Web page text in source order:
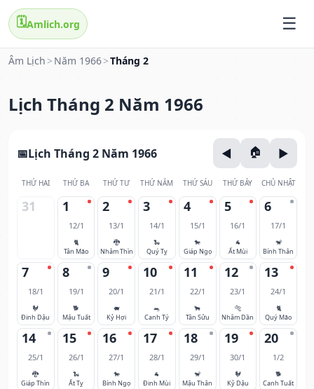
🗓️Amlich.org
Âm Lịch > Năm 1966>Tháng 2
Lịch Tháng 2 Năm 1966
Lịch Tháng 2 Năm 1966
THỨ HAI THỨ BA THỨ TƯ THỨ NĂM THỨ SÁU THỨ BẢY CHỦ NHẬT
31 1
12/1
🐈
Tân Mão
2
13/1
🐉
Nhâm Thìn
3
14/1
🐍
Quý Tỵ
4
15/1
🐎
Giáp Ngọ
5
16/1
🐐
Ất Mùi
6
17/1
🐒
Bính Thân
7
18/1
🐓
Đinh Dậu
8
19/1
🐕
Mậu Tuất
9
20/1
🐖
Kỷ Hợi
10
21/1
🐀
Canh Tý
11
22/1
🐂
Tân Sửu
12
23/1
🐅
Nhâm Dần
13
24/1
🐈
Quý Mão
14
25/1
🐉
Giáp Thìn
15
26/1
🐍
Ất Tỵ
16
27/1
🐎
Bính Ngọ
17
28/1
🐐
Đinh Mùi
18
29/1
🐒
Mậu Thân
19
30/1
🐓
Kỷ Dậu
20
1/2
🐕
Canh Tuất